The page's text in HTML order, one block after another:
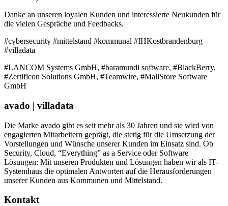
Danke an unseren loyalen Kunden und interessierte Neukunden für
die vielen Gespräche und Feedbacks.
#cybersecurity #mittelstand #kommunal #IHKostbrandenburg
#villadata
#LANCOM Systems GmbH, #baramundi software, #BlackBerry,
#Zertificon Solutions GmbH, #Teamwire, #MailStore Software
GmbH
avado | villadata
Die Marke avado gibt es seit mehr als 30 Jahren und sie wird von
engagierten Mitarbeitern geprägt, die stetig für die Umsetzung der
Vorstellungen und Wünsche unserer Kunden im Einsatz sind. Ob
Security, Cloud, “Everything” as a Service oder Software
Lösungen: Mit unseren Produkten und Lösungen haben wir als IT-
Systemhaus die optimalen Antworten auf die Herausforderungen
unserer Kunden aus Kommunen und Mittelstand.
Kontakt